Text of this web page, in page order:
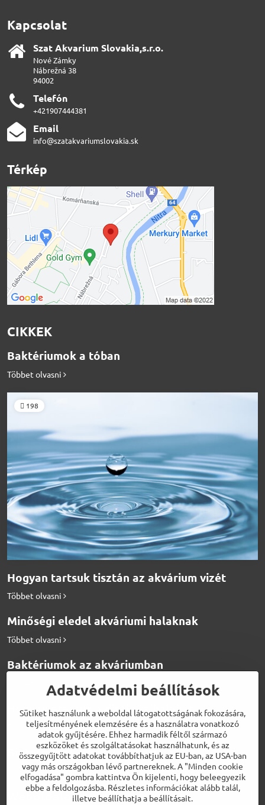
Kapcsolat
Szat Akvarium Slovakia,s​.r​.o​.
Nové Zámky
Nábrežná 38
94002
Telefón
+421907444381
Email
info@szatakvariumslovakia.sk
Térkép
CIKKEK
Baktériumok a tóban
Többet olvasni
198
Hogyan tartsuk tisztán az akvárium vizét
Többet olvasni
Minőségi eledel akváriumi halaknak
Többet olvasni
Baktériumok az akváriumban
Többet olvasni
Hogyan etessük a diszkosz halakat
Többet olvasni
Biotermékek a tökéletes vízért
Többet olvasni
Weboldalaink
Adatvédelmi beállítások
Sütiket használunk a weboldal látogatottságának fokozására,
teljesítményének elemzésére és a használatra vonatkozó
adatok gyűjtésére. Ehhez harmadik féltől származó
eszközöket és szolgáltatásokat használhatunk, és az
összegyűjtött adatokat továbbíthatjuk az EU-ban, az USA-ban
vagy más országokban lévő partnereknek. A "Minden cookie
elfogadása" gombra kattintva Ön kijelenti, hogy beleegyezik
ebbe a feldolgozásba. Részletes információkat alább talál,
illetve beállíthatja a beállításait.